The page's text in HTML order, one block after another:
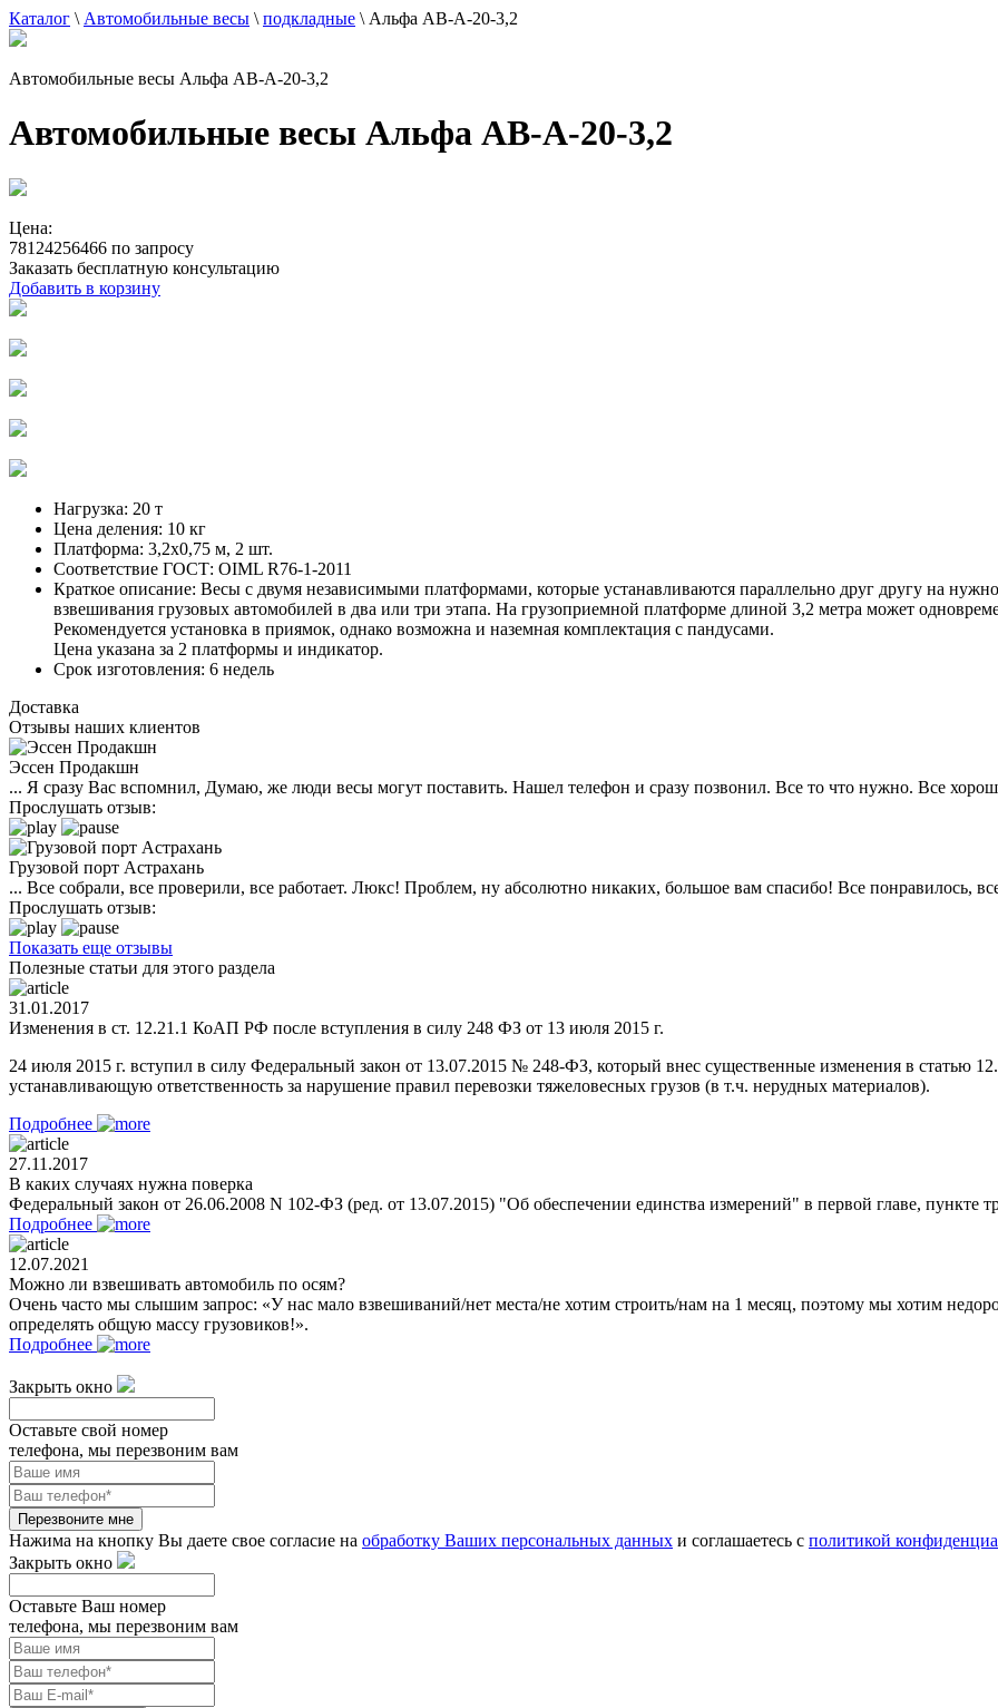
Каталог \ Автомобильные весы \ подкладные \ Альфа АВ-А-20-3,2
Автомобильные весы Альфа АВ-А-20-3,2
Автомобильные весы Альфа АВ-А-20-3,2
Цена:
78124256466 по запросу
Заказать бесплатную консультацию
Добавить в корзину
Нагрузка: 20 т
Цена деления: 10 кг
Платформа: 3,2х0,75 м, 2 шт.
Соответствие ГОСТ: OIML R76-1-2011
Краткое описание: Весы с двумя независимыми платформами, которые устанавливаются параллельно друг другу на
взвешивания грузовых автомобилей в два или три этапа. На грузоприемной платформе длиной 3,2 метра может
Рекомендуется установка в приямок, однако возможна и наземная комплектация с пандусами.
Цена указана за 2 платформы и индикатор.
Срок изготовления: 6 недель
Доставка
Отзывы наших клиентов
Эссен Продакшн
... Я сразу Вас вспомнил, Думаю, же люди весы могут поставить. Нашел телефон и сразу позвонил. Все то что нужно. Все
Прослушать отзыв:
Грузовой порт Астрахань
... Все собрали, все проверили, все работает. Люкс! Проблем, ну абсолютно никаких, большое вам спасибо! Все понравилось,
Прослушать отзыв:
Показать еще отзывы
Полезные статьи для этого раздела
31.01.2017
Изменения в ст. 12.21.1 КоАП РФ после вступления в силу 248 ФЗ от 13 июля 2015 г.
24 июля 2015 г. вступил в силу Федеральный закон от 13.07.2015 № 248-ФЗ, который внес существенные изменения в статью
устанавливающую ответственность за нарушение правил перевозки тяжеловесных грузов (в т.ч. нерудных материалов).
Подробнее
27.11.2017
В каких случаях нужна поверка
Федеральный закон от 26.06.2008 N 102-ФЗ (ред. от 13.07.2015) "Об обеспечении единства измерений" в первой главе, пункте
Подробнее
12.07.2021
Можно ли взвешивать автомобиль по осям?
Очень часто мы слышим запрос: «У нас мало взвешиваний/нет места/не хотим строить/нам на 1 месяц, поэтому мы хотим
определять общую массу грузовиков!».
Подробнее
Закрыть окно
Оставьте свой номер
телефона, мы перезвоним вам
Перезвоните мне
Нажима на кнопку Вы даете свое согласие на обработку Ваших персональных данных и соглашаетесь с политикой
Закрыть окно
Оставьте Ваш номер
телефона, мы перезвоним вам